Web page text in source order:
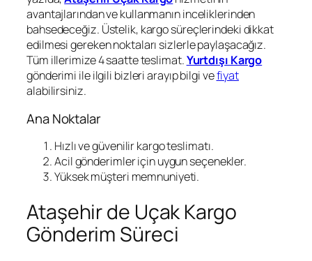
avantajlarından ve kullanmanın inceliklerinden
bahsedeceğiz. Üstelik, kargo süreçlerindeki dikkat
edilmesi gereken noktaları sizlerle paylaşacağız.
Tüm illerimize 4 saatte teslimat.Yurtdışı Kargo
gönderimi ile ilgili bizleri arayıp bilgi vefiyat
alabilirsiniz.
Ana Noktalar
Hızlı ve güvenilir kargo teslimatı.
Acil gönderimler için uygun seçenekler.
Yüksek müşteri memnuniyeti.
Ataşehir de Uçak Kargo
Gönderim Süreci